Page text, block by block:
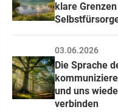
klare
03.06.2026
Die Sprache
und uns
verbinden